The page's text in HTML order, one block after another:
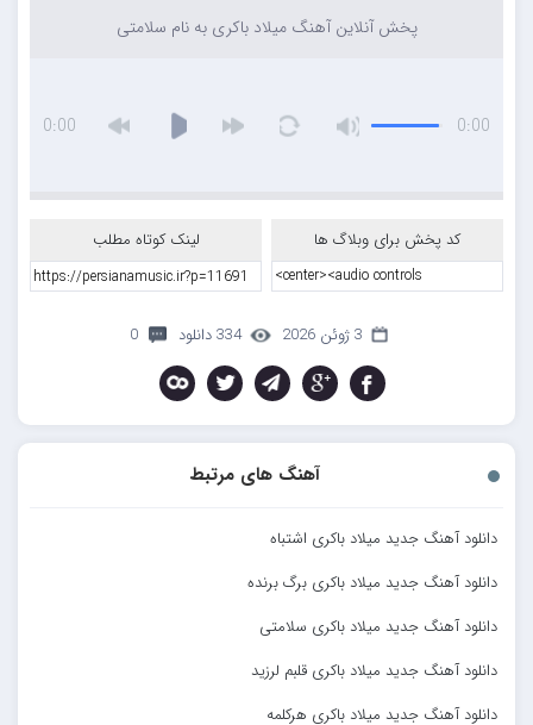
پخش آنلاین آهنگ میلاد باکری به نام سلامتی
0:00
0:00
کد پخش برای وبلاگ ها لینک کوتاه مطلب
3 ژوئن 2026 334 دانلود 0
آهنگ های مرتبط
دانلود آهنگ جدید میلاد باکری اشتباه
دانلود آهنگ جدید میلاد باکری برگ برنده
دانلود آهنگ جدید میلاد باکری سلامتی
دانلود آهنگ جدید میلاد باکری قلبم لرزید
دانلود آهنگ جدید میلاد باکری هرکلمه